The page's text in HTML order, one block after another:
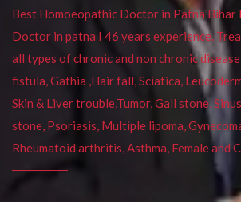
Best Homoeopathic Doctor in Patna Bihar
Doctor in patna I 46 years experience.
all types of chronic and non chronic disease
fistula, Gathia ,Hair fall, Sciatica,
Skin & Liver trouble,Tumor, Gall stone,
stone, Psoriasis, Multiple lipoma,
Rheumatoid arthritis, Asthma, Female and